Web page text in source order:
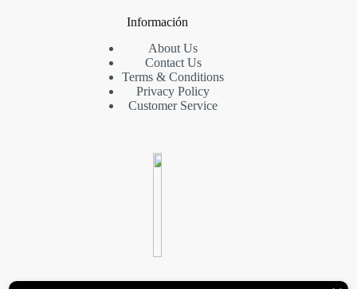
Información
About Us
Contact Us
Terms & Conditions
Privacy Policy
Customer Service